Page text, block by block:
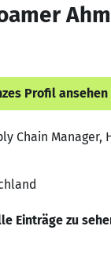
Profil ansehen
Chain Manager,
Einträge zu